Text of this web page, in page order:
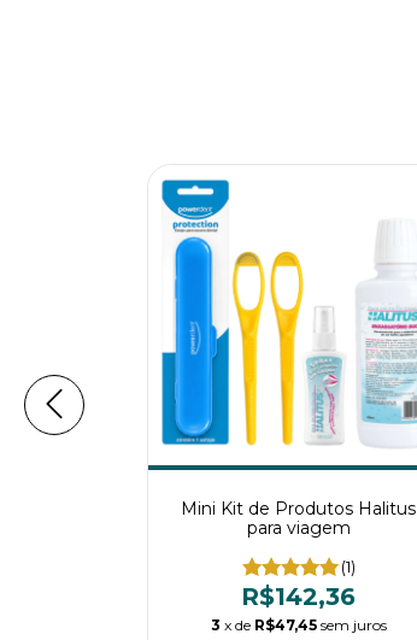
Mini Kit de Produtos Halitus
para viagem
(1)
R$142,36
3 x de R$47,45 sem juros